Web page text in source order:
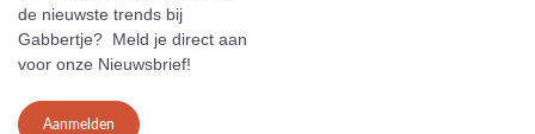
de nieuwste trends bij
Gabbertje? Meld je direct aan
voor onze Nieuwsbrief!
Aanmelden